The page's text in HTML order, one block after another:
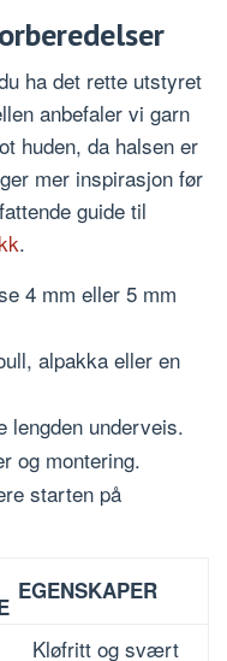
ha det rette utstyret
anbefaler vi garn
huden, da halsen er
mer inspirasjon før
guide til
.
4 mm eller 5 mm
alpakka eller en
lengden underveis.
og montering.
starten på
EGENSKAPER
Kløfritt og svært